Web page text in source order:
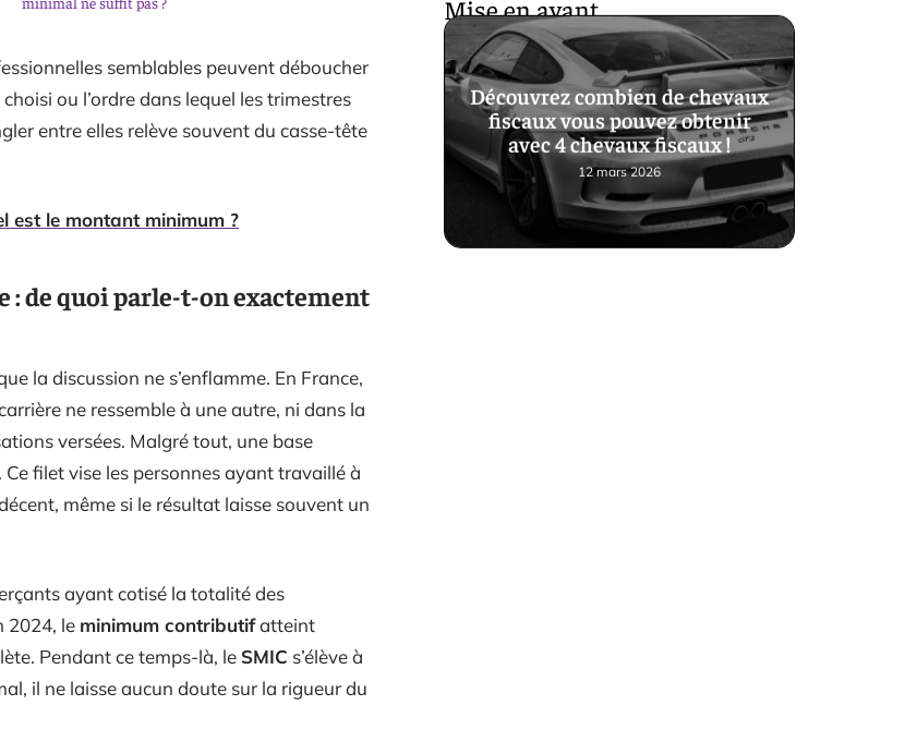
semblables peuvent déboucher
ou l’ordre dans lequel les trimestres
entre elles relève souvent du casse-tête
est le montant minimum ?
de quoi parle-t-on exactement
la discussion ne s’enflamme. En France,
ne ressemble à une autre, ni dans la
versées. Malgré tout, une base
Ce filet vise les personnes ayant travaillé à
même si le résultat laisse souvent un
ayant cotisé la totalité des
2024, le minimum contributifatteint
Pendant ce temps-là, le SMIC s’élève à
il ne laisse aucun doute sur la rigueur du
Mise en avant
Découvrez combien de chevaux
fiscaux vous pouvez obtenir
avec 4 chevaux fiscaux !
12 mars 2026